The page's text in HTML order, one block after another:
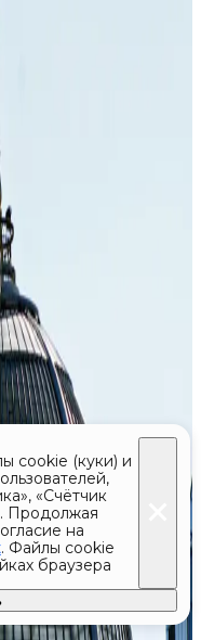
cookie (куки) и
«Счётчик
Продолжая
на
. Файлы cookie
браузера